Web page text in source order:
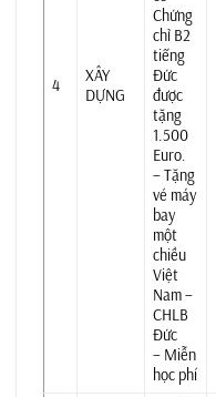
4
XÂY
DỰNG
Chứng
chỉ B2
tiếng
Đức
được
tặng
1.500
Euro.
– Tặng
vé máy
bay
một
chiều
Việt
Nam –
CHLB
Đức
– Miễn
học phí